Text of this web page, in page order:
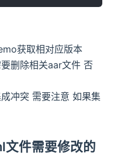
获取相对应版本
删除相关aar文件 否
冲突 需要注意 如果集
件需要修改的